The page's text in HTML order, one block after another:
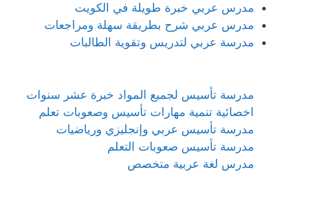
مدرس عربي خبرة طويلة في الكويت
مدرس عربي شرح بطريقة سهلة ومراجعات
مدرسة عربي لتدريس وتقوية الطالبات
مدرسة تأسيس لجميع المواد خبرة عشر سنوات
اخصائية تنمية مهارات تأسيس وصعوبات تعلم
مدرسة تأسيس عربي وإنجليزي ورياضيات
مدرسة تأسيس صعوبات التعلم
مدرس لغة عربية متخصص